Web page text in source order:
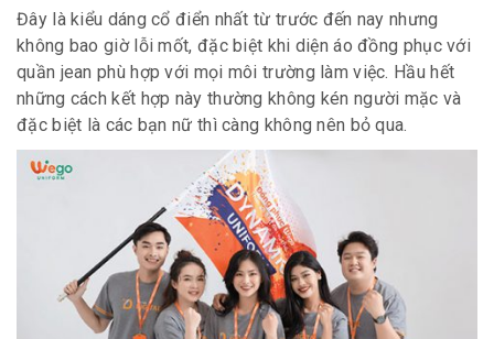
Đây là kiểu dáng cổ điển nhất từ ​​trước đến nay nhưng
không bao giờ lỗi mốt, đặc biệt khi diện áo đồng phục với
quần jean phù hợp với mọi môi trường làm việc. Hầu hết
những cách kết hợp này thường không kén người mặc và
đặc biệt là các bạn nữ thì càng không nên bỏ qua.